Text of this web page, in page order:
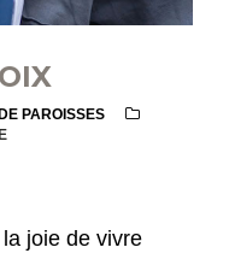
PAROISSES
joie de vivre